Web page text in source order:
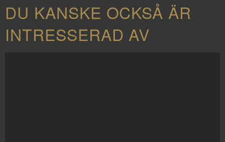
DU KANSKE OCKSÅ ÄR
INTRESSERAD AV